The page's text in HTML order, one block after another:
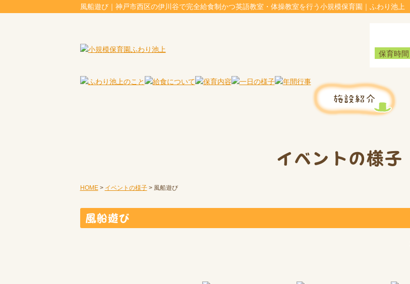
風船遊び｜神戸市西区の伊川谷で完全給食制かつ英語教室・体操教室を行う小規模保育園｜ふわり池上
保育時間
イベントの様子
HOME> イベントの様子> 風船遊び
風船遊び